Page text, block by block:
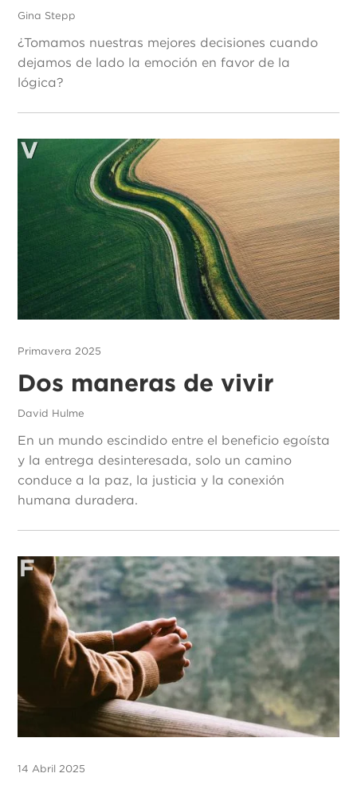
Gina Stepp
¿Tomamos nuestras mejores decisiones cuando
dejamos de lado la emoción en favor de la
lógica?
Primavera 2025
Dos maneras de vivir
David Hulme
En un mundo escindido entre el beneficio egoísta
y la entrega desinteresada, solo un camino
conduce a la paz, la justicia y la conexión
humana duradera.
14 Abril 2025